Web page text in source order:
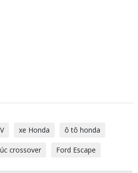
xe Honda ô tô honda
crossover Ford Escape